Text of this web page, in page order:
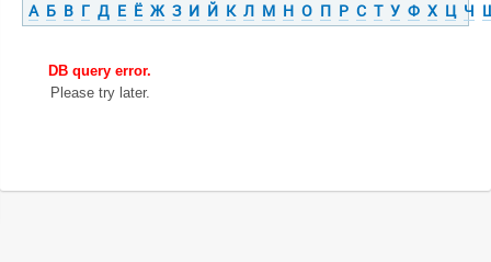
А Б В Г Д Е Ё Ж З И Й К Л М Н О П Р С Т У Ф Х Ц Ч
DB query error.
Please try later.